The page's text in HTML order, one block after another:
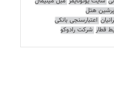
پرشین هتل
اعتبارسنجی بانکی
قطار شرکت رادوکو